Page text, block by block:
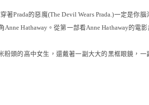
著Prada的惡魔(The Devil Wears Prada.)一定是你腦
Anne Hathaway 。從第一部看Anne Hathaway的電
粉頭的高中女生，還戴著一副大大的黑框眼鏡，